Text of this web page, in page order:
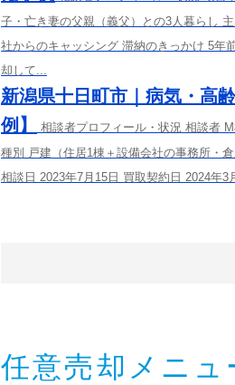
子・亡き妻の父親（義父）との3人暮らし
社からのキャッシング 滞納のきっかけ 5年
却して...
新潟県十日町市｜病気・高
例】
相談者プロフィール・状況 相談者
種別 戸建（住居1棟＋設備会社の事務所・
相談日 2023年7月15日 買取契約日 2024年
任意売却メニュ